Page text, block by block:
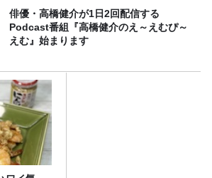
俳優・高橋健介が1日2回配信する
Podcast番組『高橋健介のえ～えむぴ～
えむ』始まります